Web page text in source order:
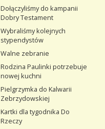
Dołączyliśmy do kampanii
Dobry Testament
Wybraliśmy kolejnych
stypendystów
Walne zebranie
Rodzina Paulinki potrzebuje
nowej kuchni
Pielgrzymka do Kalwarii
Zebrzydowskiej
Kartki dla tygodnika Do
Rzeczy